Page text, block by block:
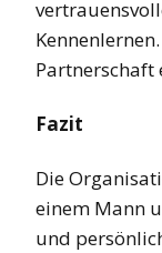
Partnerschaft
Fazit
Die
einem Mann
und